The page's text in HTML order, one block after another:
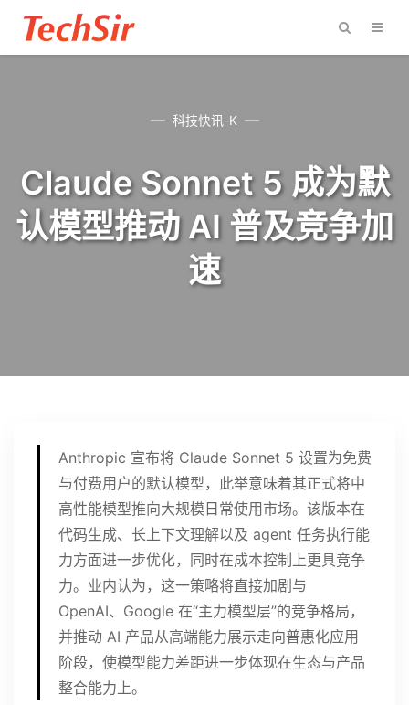
科技快讯-K
Claude Sonnet 5 成为默
认模型推动 AI 普及竞争加
速
Anthropic 宣布将 Claude Sonnet 5 设置为免费
与付费用户的默认模型，此举意味着其正式将中
高性能模型推向大规模日常使用市场。该版本在
代码生成、长上下文理解以及 agent 任务执行能
力方面进一步优化，同时在成本控制上更具竞争
力。业内认为，这一策略将直接加剧与
OpenAI、Google 在“主力模型层”的竞争格局，
并推动 AI 产品从高端能力展示走向普惠化应用
阶段，使模型能力差距进一步体现在生态与产品
整合能力上。